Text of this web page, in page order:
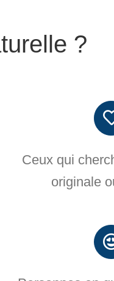
?
Ceux qui
originale